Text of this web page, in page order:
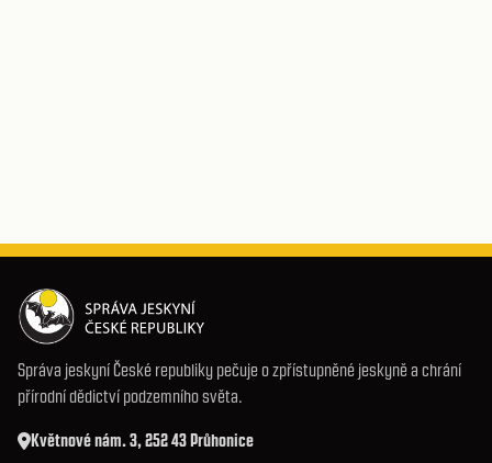
Správa jeskyní České republiky pečuje o zpřístupněné jeskyně a chrání
přírodní dědictví podzemního světa.
Květnové nám. 3, 252 43 Průhonice